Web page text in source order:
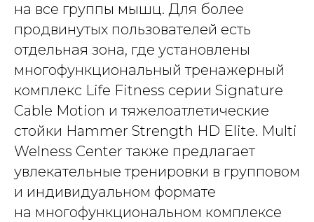
на все группы мышц. Для более
продвинутых пользователей есть
отдельная зона, где установлены
многофункциональный тренажерный
комплекс Life Fitness серии Signature
Cable Motion и тяжелоатлетические
стойки Hammer Strength HD Elite. Multi
Welness Center также предлагает
увлекательные тренировки в групповом
и индивидуальном формате
на многофункциональном комплексе